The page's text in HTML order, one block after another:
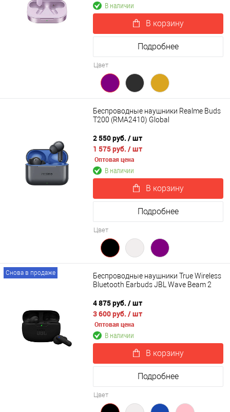
В наличии
В корзину
Подробнее
Цвет
Беспроводные наушники Realme Buds
T200 (RMA2410) Global
2 550 руб. / шт
1 575 руб. / шт
Оптовая цена
В наличии
В корзину
Подробнее
Цвет
Снова в продаже
Беспроводные наушники True Wireless
Bluetooth Earbuds JBL Wave Beam 2
4 875 руб. / шт
3 600 руб. / шт
Оптовая цена
В наличии
В корзину
Подробнее
Цвет